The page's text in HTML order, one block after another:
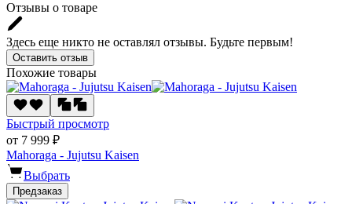
Отзывы о товаре
Здесь еще никто не оставлял отзывы. Будьте первым!
Оставить отзыв
Похожие товары
Быстрый просмотр
от 7 999 ₽
Mahoraga - Jujutsu Kaisen
Выбрать
Предзаказ